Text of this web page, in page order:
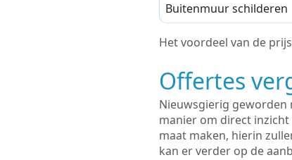
Buitenmuur schilderen
Het voordeel van de
Offertes
Nieuwsgierig geworden
manier om direct
maat maken, hierin
kan er verder op de